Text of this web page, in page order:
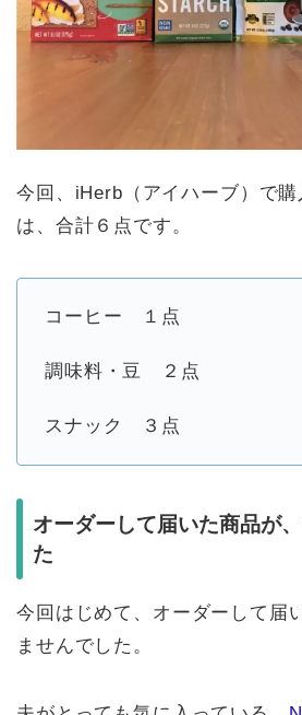
今回、iHerb（アイハーブ）で購
は、合計６点です。
コーヒー １点
調味料・豆 ２点
スナック ３点
オーダーして届いた商品が
た
今回はじめて、オーダーして届
ませんでした。